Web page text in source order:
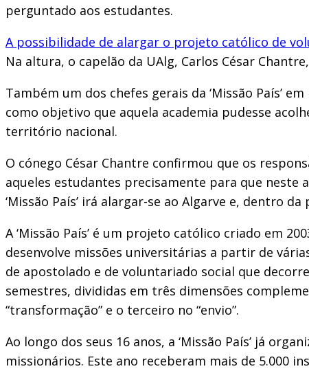
perguntado aos estudantes.
A possibilidade de alargar o projeto católico de
Na altura, o capelão da UAlg, Carlos César
Também um dos chefes gerais da ‘Missão País’
como objetivo que aquela academia pudesse
território nacional.
O cónego César Chantre confirmou que os
aqueles estudantes precisamente para que neste
‘Missão País’ irá alargar-se ao Algarve e, dentro
A ‘Missão País’ é um projeto católico criado em
desenvolve missões universitárias a partir de
de apostolado e de voluntariado social que
semestres, divididas em três dimensões
“transformação” e o terceiro no “envio”.
Ao longo dos seus 16 anos, a ‘Missão País’ já
missionários. Este ano receberam mais de 5.000